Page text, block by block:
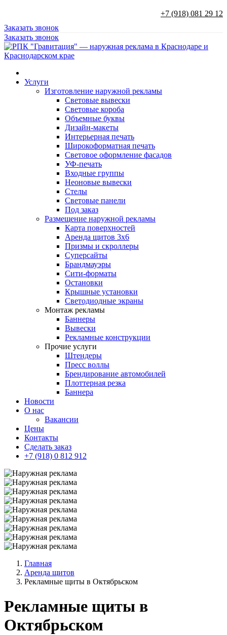
+7 (918) 081 29 12
Заказать звонок
Заказать звонок
Услуги
Изготовление наружной рекламы
Световые вывески
Световые короба
Объемные буквы
Дизайн-макеты
Интерьерная печать
Широкоформатная печать
Световое оформление фасадов
УФ-печать
Входные группы
Неоновые вывески
Стелы
Световые панели
Под заказ
Размещение наружной рекламы
Карта поверхностей
Аренда щитов 3х6
Призмы и скроллеры
Суперсайты
Брандмауэры
Сити-форматы
Остановки
Крышные установки
Светодиодные экраны
Монтаж рекламы
Баннеры
Вывески
Рекламные конструкции
Прочие услуги
Штендеры
Пресс воллы
Брендирование автомобилей
Плоттерная резка
Баннера
Новости
О нас
Вакансии
Цены
Контакты
Сделать заказ
+7 (918) 0 812 912
Главная
Аренда щитов
Рекламные щиты в Октябрьском
Рекламные щиты в
Октябрьском